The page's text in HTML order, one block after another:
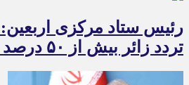
رئیس ستاد مرکزی
تردد زائر بیش از ۵۰ درصد است